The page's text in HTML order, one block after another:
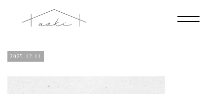
2025-12-11